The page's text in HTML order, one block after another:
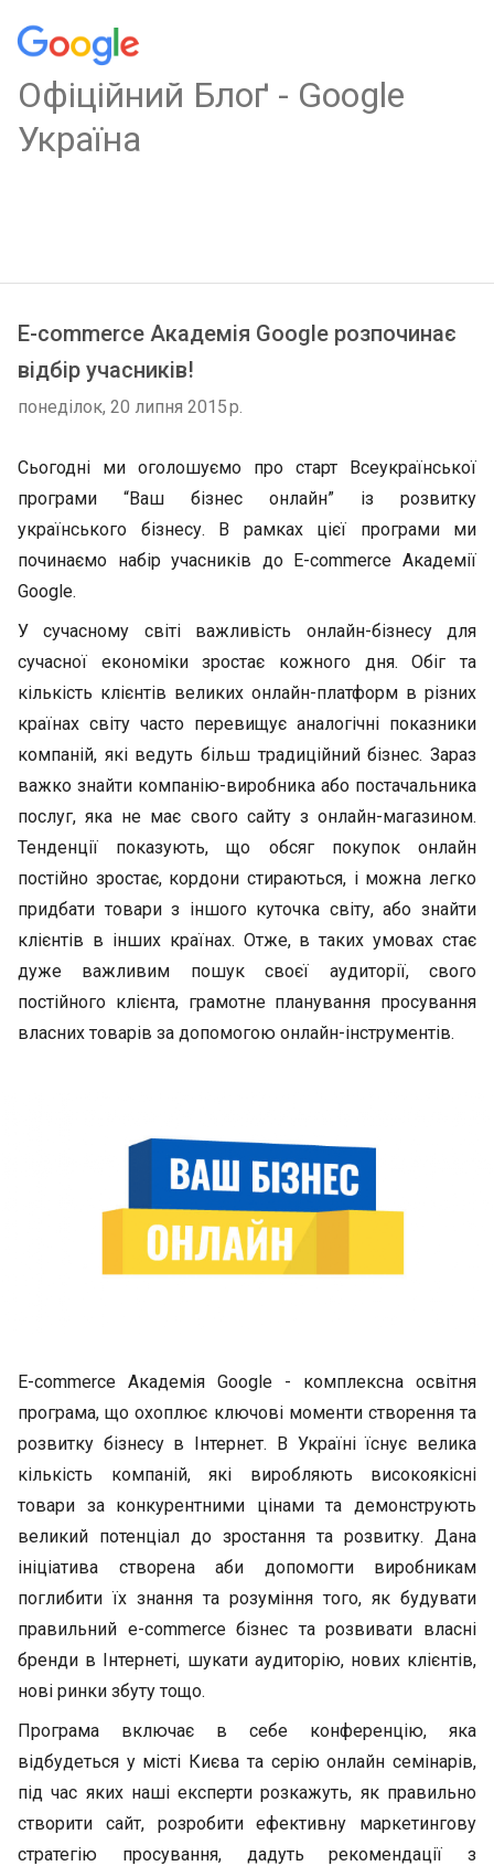
Oфіційний Блоґ - Google
Україна
E-commerce Академія Google розпочинає
відбір учасників!
понеділок, 20 липня 2015 р.
Сьогодні ми оголошуємо про старт Всеукраїнської
програми “Ваш бізнес онлайн” із розвитку
українського бізнесу. В рамках цієї програми ми
починаємо набір учасників до E-commerce Академії
Google.
У сучасному світі важливість онлайн-бізнесу для
сучасної економіки зростає кожного дня. Обіг та
кількість клієнтів великих онлайн-платформ в різних
країнах світу часто перевищує аналогічні показники
компаній, які ведуть більш традиційний бізнес. Зараз
важко знайти компанію-виробника або постачальника
послуг, яка не має свого сайту з онлайн-магазином.
Тенденції показують, що обсяг покупок онлайн
постійно зростає, кордони стираються, і можна легко
придбати товари з іншого куточка світу, або знайти
клієнтів в інших країнах. Отже, в таких умовах стає
дуже важливим пошук своєї аудиторії, свого
постійного клієнта, грамотне планування просування
власних товарів за допомогою онлайн-інструментів.
E-commerce Академія Google - комплексна освітня
програма, що охоплює ключові моменти створення та
розвитку бізнесу в Інтернет. В Україні їснує велика
кількість компаній, які виробляють високоякісні
товари за конкурентними цінами та демонструють
великий потенціал до зростання та розвитку. Дана
ініціатива створена аби допомогти виробникам
поглибити їх знання та розуміння того, як будувати
правильний e-commerce бізнес та розвивати власні
бренди в Інтернеті, шукати аудиторію, нових клієнтів,
нові ринки збуту тощо.
Програма включає в себе конференцію, яка
відбудеться у місті Києва та серію онлайн семінарів,
під час яких наші експерти розкажуть, як правильно
створити сайт, розробити ефективну маркетингову
стратегію просування, дадуть рекомендації з